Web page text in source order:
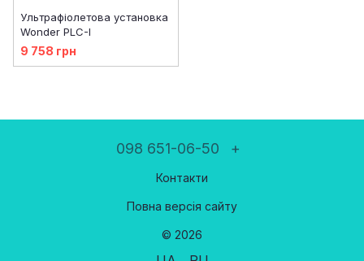
Ультрафіолетова установка
Wonder PLC-I
9 758 грн
098 651-06-50 +
Контакти
Повна версія сайту
© 2026